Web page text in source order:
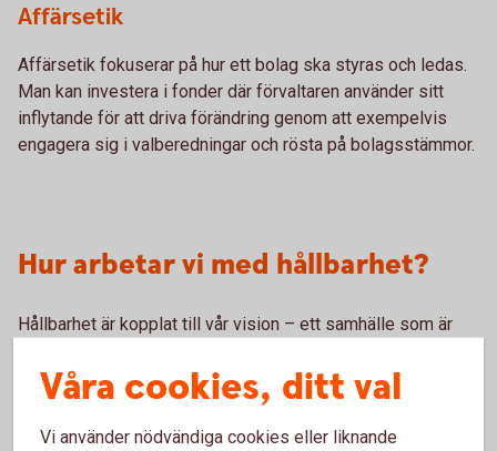
Affärsetik
Affärsetik fokuserar på hur ett bolag ska styras och ledas.
Man kan investera i fonder där förvaltaren använder sitt
inflytande för att driva förändring genom att exempelvis
engagera sig i valberedningar och rösta på bolagsstämmor.
Hur arbetar vi med hållbarhet?
Hållbarhet är kopplat till vår vision – ett samhälle som är
människorna och företagen möjlighet att skapa en bättre
framtid.
Våra cookies, ditt val
Vi använder nödvändiga cookies eller liknande